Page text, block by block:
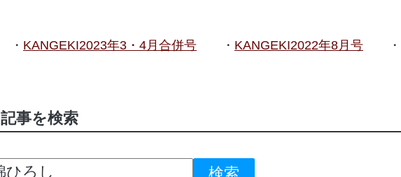
KANGEKI2023年3・4月合併号 KANGEKI2022年8月号
記事を検索